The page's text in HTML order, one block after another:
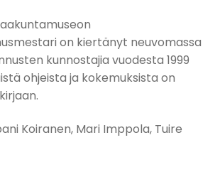
on kiertänyt neuvomassa
kunnostajia vuodesta 1999
ohjeista ja kokemuksista on
Koiranen, Mari Imppola, Tuire